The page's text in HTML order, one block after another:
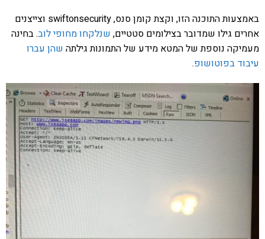
באמצעות התוכנה הזו, וקצת קומן סנס, swiftonsecurity וצייצנים
אחרים גילו שמדובר בצילומים סטטיים, שנלקחו מחופי לוב. בחינה
מעמיקה נוספת של המטא מידע של התמונות גילתה שהן עברו
עיבוד בפוטושופ.